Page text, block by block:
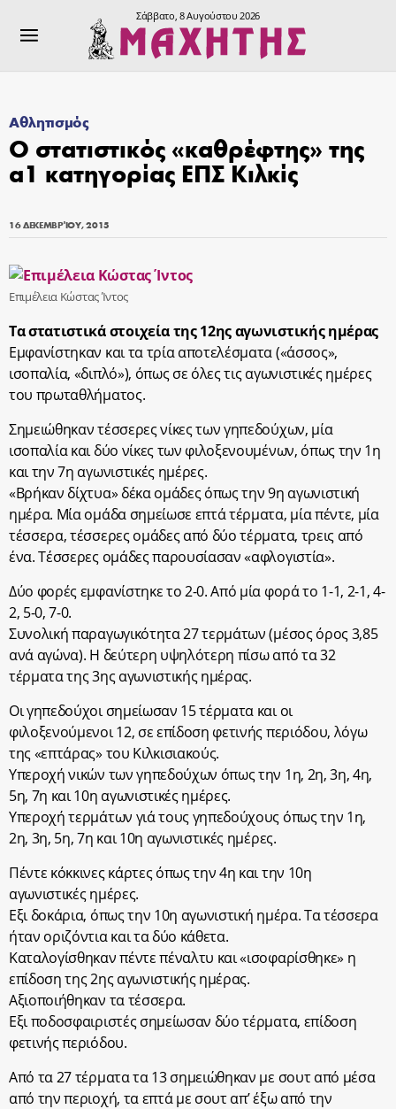
Σάββατο, 8 Αυγούστου 2026
Αθλητισμός
Ο στατιστικός «καθρέφτης» της
α1 κατηγορίας ΕΠΣ Κιλκίς
16 ΔΕΚΕΜΒΡΊΟΥ, 2015
Επιμέλεια Κώστας Ίντος
Τα στατιστικά στοιχεία της 12ης αγωνιστικής ημέρας
Εμφανίστηκαν και τα τρία αποτελέσματα («άσσος»,
ισοπαλία, «διπλό»), όπως σε όλες τις αγωνιστικές ημέρες
του πρωταθλήματος.
Σημειώθηκαν τέσσερες νίκες των γηπεδούχων, μία
ισοπαλία και δύο νίκες των φιλοξενουμένων, όπως την 1η
και την 7η αγωνιστικές ημέρες.
«Βρήκαν δίχτυα» δέκα ομάδες όπως την 9η αγωνιστική
ημέρα. Μία ομάδα σημείωσε επτά τέρματα, μία πέντε, μία
τέσσερα, τέσσερες ομάδες από δύο τέρματα, τρεις από
ένα. Τέσσερες ομάδες παρουσίασαν «αφλογιστία».
Δύο φορές εμφανίστηκε το 2-0. Από μία φορά το 1-1, 2-1, 4-
2, 5-0, 7-0.
Συνολική παραγωγικότητα 27 τερμάτων (μέσος όρος 3,85
ανά αγώνα). Η δεύτερη υψηλότερη πίσω από τα 32
τέρματα της 3ης αγωνιστικής ημέρας.
Οι γηπεδούχοι σημείωσαν 15 τέρματα και οι
φιλοξενούμενοι 12, σε επίδοση φετινής περιόδου, λόγω
της «επτάρας» του Κιλκισιακούς.
Υπεροχή νικών των γηπεδούχων όπως την 1η, 2η, 3η, 4η,
5η, 7η και 10η αγωνιστικές ημέρες.
Υπεροχή τερμάτων γιά τους γηπεδούχους όπως την 1η,
2η, 3η, 5η, 7η και 10η αγωνιστικές ημέρες.
Πέντε κόκκινες κάρτες όπως την 4η και την 10η
αγωνιστικές ημέρες.
Εξι δοκάρια, όπως την 10η αγωνιστική ημέρα. Τα τέσσερα
ήταν οριζόντια και τα δύο κάθετα.
Καταλογίσθηκαν πέντε πέναλτυ και «ισοφαρίσθηκε» η
επίδοση της 2ης αγωνιστικής ημέρας.
Αξιοποιήθηκαν τα τέσσερα.
Εξι ποδοσφαιριστές σημείωσαν δύο τέρματα, επίδοση
φετινής περιόδου.
Από τα 27 τέρματα τα 13 σημειώθηκαν με σουτ από μέσα
από την περιοχή, τα επτά με σουτ απ’ έξω από την